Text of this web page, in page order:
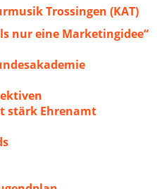
Trossingen (KAT)
nur eine Marketingidee“
stärk Ehrenamt